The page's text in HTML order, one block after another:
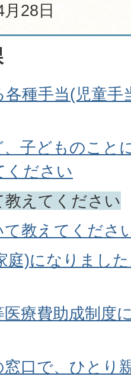
28日
種手当(児童手
、子どものこと
ください
教えてください
て教えてくださ
庭)になりまし
療費助成制度
口で、ひとり